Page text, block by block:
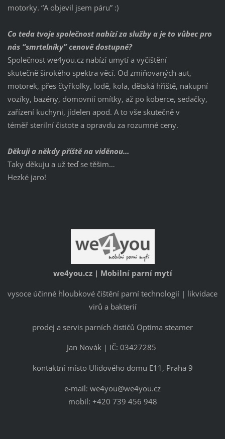
motorky. “A objevil jsem páru” :)
Co teda tvoje společnost nabízí za služby a je to vůbec pro
nás “smrtelníky” cenově dostupné?
Společnost we4you.cz nabízí umytí a vyčištění
skutečně širokého spektra věcí. Od zmiňovaných aut,
motorek, přes čtyřkolky, lodě, kola, dětská hřiště, nakupní
vozíky, bazény, domovnií omítky, až po koberce, sedačky,
zařízení kuchyni, jídelen apod. A to vše skutečně v
téměř sterilní čistote a opravdu za rozumné ceny.
Děkuji a někdy příště na viděnou…
Taky děkuju a už teď se těšim…
Hezké jaro!
we4you.cz | Mobilní parní mytí
vysoce účinné hloubkové čištění parní technologií | likvidace
virů a bakterií
prodej a servis parních čističů Optima steamer
Jan Novák | IČ: 03427285
kontaktní místo Ulidového domu E11, Praha 9
e-mail: we4you@we4you.cz
mobil: +420 739 456 948